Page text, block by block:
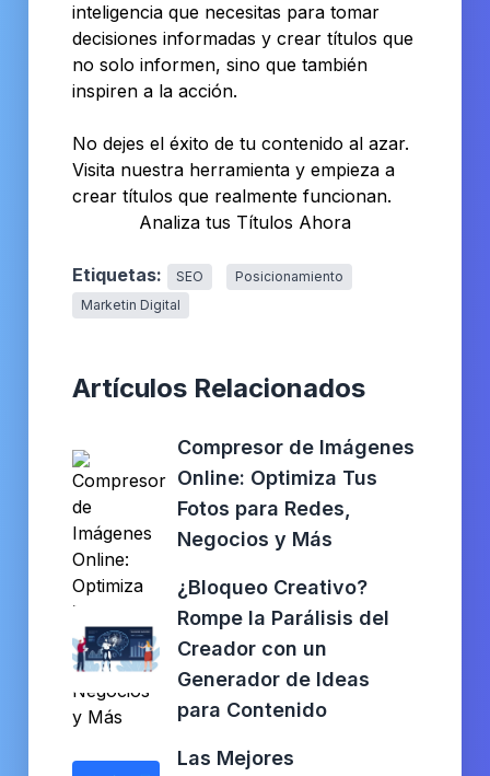
inteligencia que necesitas para tomar
decisiones informadas y crear títulos que
no solo informen, sino que también
inspiren a la acción.
No dejes el éxito de tu contenido al azar.
Visita nuestra herramienta y empieza a
crear títulos que realmente funcionan.
Analiza tus Títulos Ahora
Etiquetas: SEO
Posicionamiento
Marketin Digital
Artículos Relacionados
Compresor de Imágenes
Online: Optimiza Tus
Fotos para Redes,
Negocios y Más
¿Bloqueo Creativo?
Rompe la Parálisis del
Creador con un
Generador de Ideas
para Contenido
Las Mejores